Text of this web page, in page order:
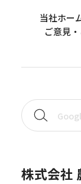
当社ホー
ご意見
株式会社